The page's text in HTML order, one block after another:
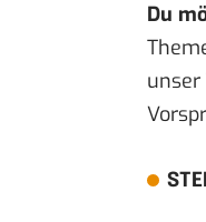
Du
unser